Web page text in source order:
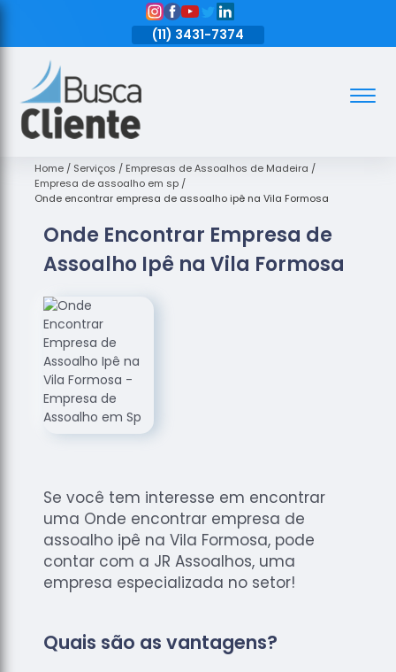
(11) 3431-7374
Assoalhos
de Madeira
Decks de
Empresas
de
de Madeira
Loja de
Assoalhos
Raspagem
de
Assoalhos
Raspagem
de Tacos
de
Madeiras
Raspagens
Tacos de
Madeiras
Home Serviços
Empresas de Assoalhos de Madeira
Empresa de assoalho em sp
Onde encontrar empresa de assoalho ipê na Vila Formosa
Onde Encontrar Empresa de
Assoalho Ipê na Vila Formosa
Se você tem interesse em encontrar
uma Onde encontrar empresa de
assoalho ipê na Vila Formosa, pode
contar com a JR Assoalhos, uma
empresa especializada no setor!
Quais são as vantagens?